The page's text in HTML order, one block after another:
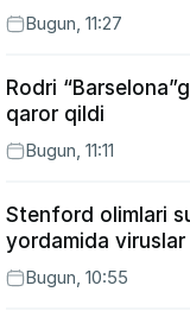
Bugun, 11:27
Rodri
qaror qildi
Bugun, 11:11
Stenford olimlari
yordamida
Bugun, 10:55